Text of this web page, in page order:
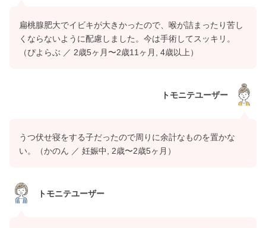
扁桃腺肥大でイビキが大きかったので、喉が詰まったり苦し
くならないように配慮しました。今は手術してスッキリ。
（ぴよらぶ ／ 2歳5ヶ月〜2歳11ヶ月, 4歳以上）
トモニテユーザー
うつ伏せ寝をする子だったので周りに余計なものを置かな
い。（かのん ／ 妊娠中, 2歳〜2歳5ヶ月）
トモニテユーザー